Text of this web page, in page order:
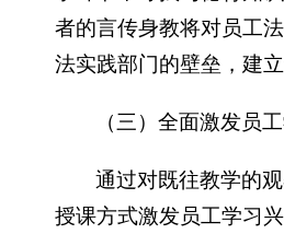
者的言传身教将对员工
法实践部门的壁垒，建
（三）全面激发员
通过对既往教学的
授课方式激发员工学习